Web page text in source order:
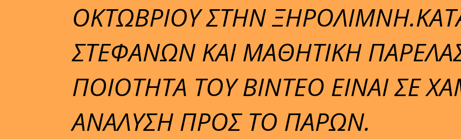
ΟΚΤΩΒΡΙΟΥ ΣΤΗΝ
ΣΤΕΦΑΝΩΝ ΚΑΙ ΜΑΘΗΤΙΚΗ
ΠΟΙΟΤΗΤΑ ΤΟΥ ΒΙΝΤΕΟ ΕΙΝΑΙ ΣΕ
ΑΝΑΛΥΣΗ ΠΡΟΣ ΤΟ ΠΑΡΩΝ.